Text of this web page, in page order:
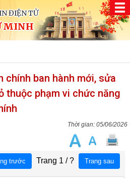
ĐIỆN TỬ
MINH
chính ban hành mới, sửa
thuộc phạm vi chức năng
05/06/2026